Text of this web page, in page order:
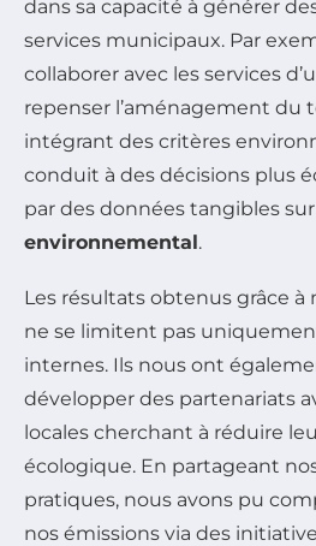
dans sa capacité à générer
services municipaux. Par
collaborer avec les services
repenser l’aménagement du
intégrant des critères
conduit à des décisions plus
par des données tangibles
environnemental.
Les résultats obtenus grâce à
ne se limitent pas
internes. Ils nous ont
développer des partenariats
locales cherchant à réduire
écologique. En partageant
pratiques, nous avons pu
nos émissions via des